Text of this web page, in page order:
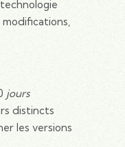
jours
distincts
les versions